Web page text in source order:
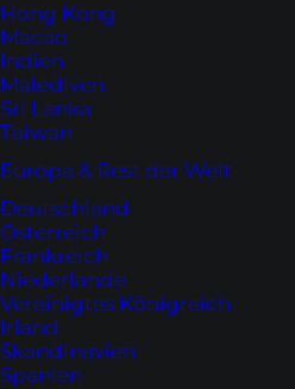
Hong Kong
Macao
Indien
Malediven
Sri Lanka
Taiwan
Europa & Rest der Welt
Deutschland
Österreich
Frankreich
Niederlande
Vereinigtes Königreich
Irland
Skandinavien
Spanien